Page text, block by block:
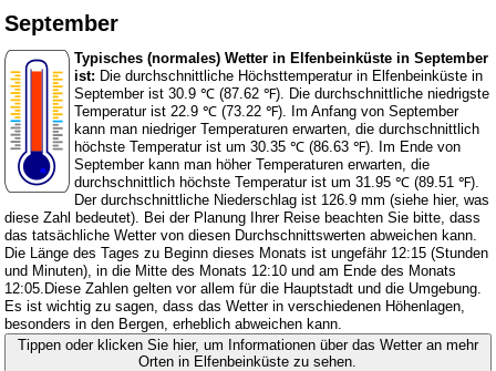
September
Typisches (normales) Wetter in Elfenbeinküste in September
ist: Die durchschnittliche Höchsttemperatur in Elfenbeinküste in
September ist 30.9 ℃ (87.62 ℉). Die durchschnittliche niedrigste
Temperatur ist 22.9 ℃ (73.22 ℉). Im Anfang von September
kann man niedriger Temperaturen erwarten, die durchschnittlich
höchste Temperatur ist um 30.35 ℃ (86.63 ℉). Im Ende von
September kann man höher Temperaturen erwarten, die
durchschnittlich höchste Temperatur ist um 31.95 ℃ (89.51 ℉).
Der durchschnittliche Niederschlag ist 126.9 mm (siehe hier, was
diese Zahl bedeutet). Bei der Planung Ihrer Reise beachten Sie bitte, dass
das tatsächliche Wetter von diesen Durchschnittswerten abweichen kann.
Die Länge des Tages zu Beginn dieses Monats ist ungefähr 12:15 (Stunden
und Minuten), in die Mitte des Monats 12:10 und am Ende des Monats
12:05.Diese Zahlen gelten vor allem für die Hauptstadt und die Umgebung.
Es ist wichtig zu sagen, dass das Wetter in verschiedenen Höhenlagen,
besonders in den Bergen, erheblich abweichen kann.
Tippen oder klicken Sie hier, um Informationen über das Wetter an mehr
Orten in Elfenbeinküste zu sehen.